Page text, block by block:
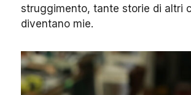
struggimento, tante storie di altri
diventano mie.